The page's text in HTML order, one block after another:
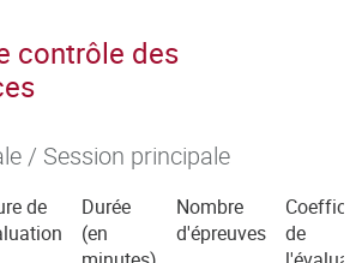
contrôle des
/ Session principale
de
Durée
(en
Nombre
d'épreuves
de